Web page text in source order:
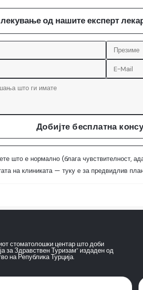
од нашите експерт
Добијте бесплатна
што е нормално (блага чувствителност,
на клиниката — туку е за предвидлив
стоматолошки центар што доби
за Здравствен Туризам“ издаден од
на Република Турција.